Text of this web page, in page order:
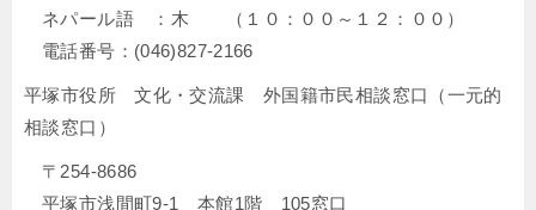
ネパール語 ：木 （１０：００～１２：００）
電話番号：(046)827-2166
平塚市役所 文化・交流課 外国籍市民相談窓口（一元的
相談窓口）
〒254-8686
平塚市浅間町9-1 本館1階 105窓口